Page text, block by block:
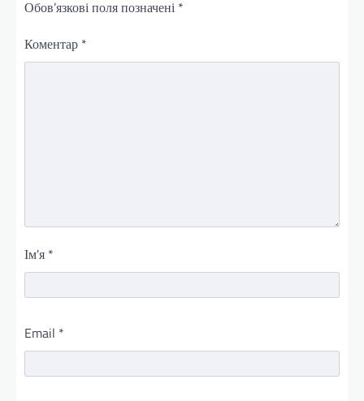
Обов’язкові поля позначені *
Коментар *
Ім'я *
Email *